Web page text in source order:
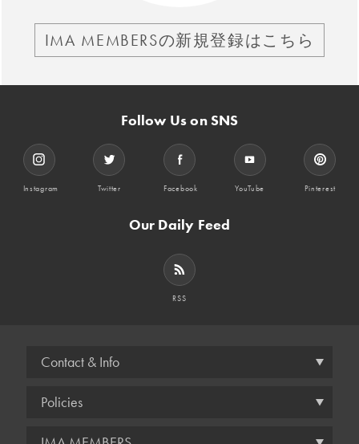
IMA MEMBERSの新規登録はこちら
Follow Us on SNS
Instagram Twitter Facebook YouTube Pinterest
Our Daily Feed
RSS
Contact & Info
Policies